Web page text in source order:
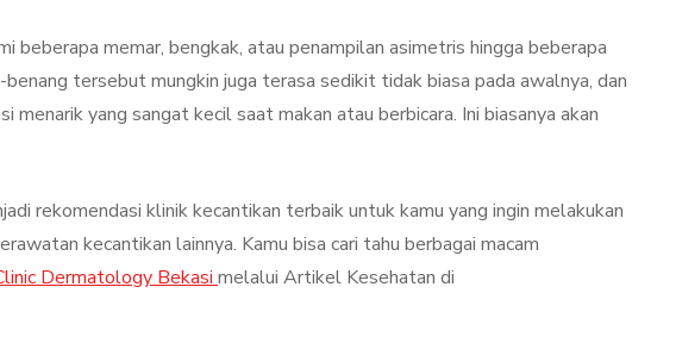
beberapa memar, bengkak, atau penampilan asimetris hingga beberapa
tersebut mungkin juga terasa sedikit tidak biasa pada awalnya, dan
menarik yang sangat kecil saat makan atau berbicara. Ini biasanya akan
rekomendasi klinik kecantikan terbaik untuk kamu yang ingin melakukan
kecantikan lainnya. Kamu bisa cari tahu berbagai macam
Dermatology Bekasi melalui Artikel Kesehatan di